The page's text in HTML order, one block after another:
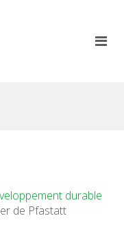
durable
de Pfastatt